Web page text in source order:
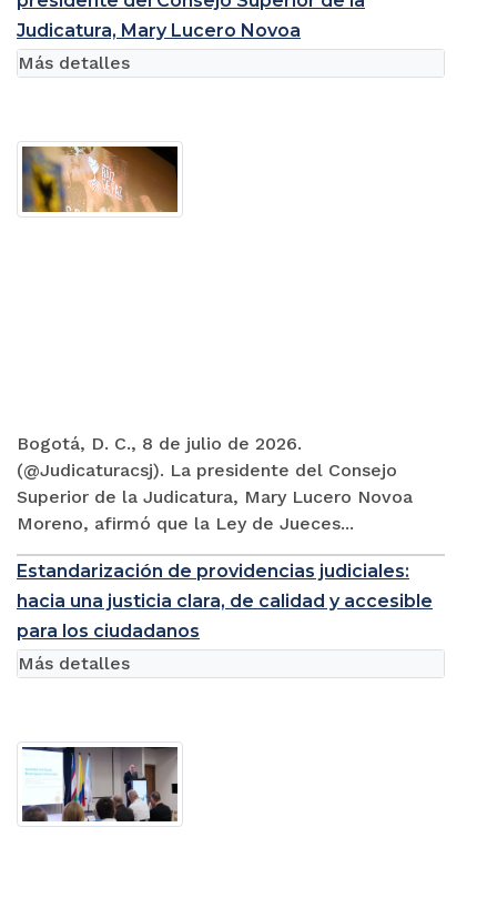
Judicatura, Mary Lucero Novoa
Bogotá, D. C., 8 de julio de 2026.
(@Judicaturacsj). La presidente del Consejo
Superior de la Judicatura, Mary Lucero Novoa
Moreno, afirmó que la Ley de Jueces...
Más detalles
Estandarización de providencias judiciales:
hacia una justicia clara, de calidad y accesible
para los ciudadanos
Más detalles